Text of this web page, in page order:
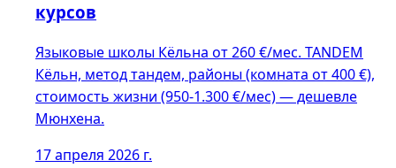
курсов
Языковые школы Кёльна от 260 €/мес. TANDEM
Кёльн, метод тандем, районы (комната от 400 €),
стоимость жизни (950-1.300 €/мес) — дешевле
Мюнхена.
17 апреля 2026 г.